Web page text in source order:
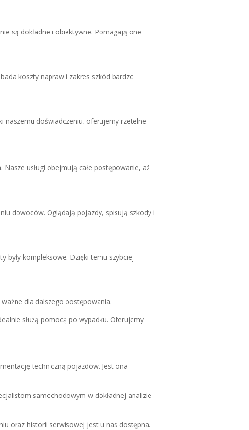
są dokładne i obiektywne. Pomagają one
koszty napraw i zakres szkód bardzo
naszemu doświadczeniu, oferujemy rzetelne
usługi obejmują całe postępowanie, aż
dowodów. Oglądają pojazdy, spisują szkody i
były kompleksowe. Dzięki temu szybciej
dla dalszego postępowania.
służą pomocą po wypadku. Oferujemy
techniczną pojazdów. Jest ona
samochodowym w dokładnej analizie
oraz historii serwisowej jest u nas dostępna.